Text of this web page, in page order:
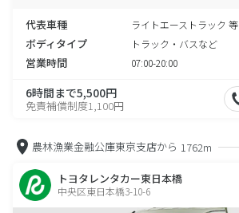
代表車種 ライトエーストラック 等
ボディタイプ トラック・バスなど
営業時間 07:00-20:00
6時間まで5,500円
免責補償制度1,100円
農林漁業金融公庫東京支店から 1762m
トヨタレンタカー東日本橋
中央区東日本橋3-10-6